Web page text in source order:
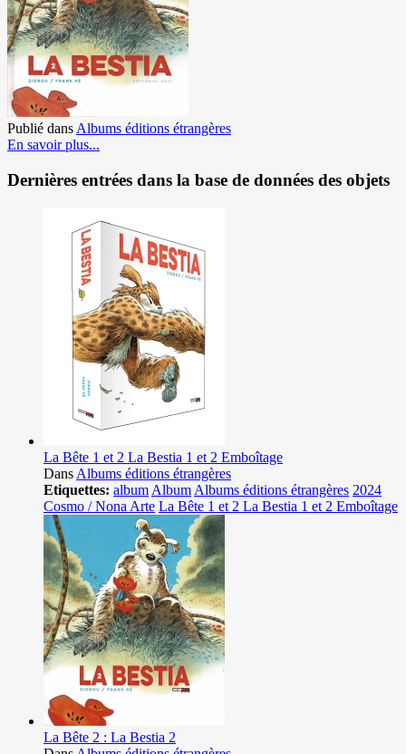
Publié dans Albums éditions étrangères
En savoir plus...
Dernières entrées dans la base de données des objets
La Bête 1 et 2 La Bestia 1 et 2 Emboîtage
Dans Albums éditions étrangères
Etiquettes: album Album Albums éditions étrangères 2024
Cosmo / Nona Arte La Bête 1 et 2 La Bestia 1 et 2 Emboîtage
La Bête 2 : La Bestia 2